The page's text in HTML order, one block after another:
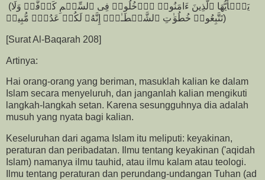
(یَـٰۤأَیُّهَا ٱلَّذِینَ ءَامَنُوا۟ ٱدۡخُلُوا۟ فِی ٱلسِّلۡمِ كَاۤفَّةࣰ وَلَا
تَتَّبِعُوا۟ خُطُوَ ٰ⁠تِ ٱلشَّیۡطَـٰنِۚ إِنَّهُۥ لَكُمۡ عَدُوࣱّ مُّبِینࣱ)
[Surat Al-Baqarah 208]
Artinya:
Hai orang-orang yang beriman, masuklah kalian ke dalam
Islam secara menyeluruh, dan janganlah kalian mengikuti
langkah-langkah setan. Karena sesungguhnya dia adalah
musuh yang nyata bagi kalian.
Keseluruhan dari agama Islam itu meliputi: keyakinan,
peraturan dan peribadatan. Ilmu tentang keyakinan ('aqidah
Islam) namanya ilmu tauhid, atau ilmu kalam atau teologi.
Ilmu tentang peraturan dan perundang-undangan Tuhan (ad